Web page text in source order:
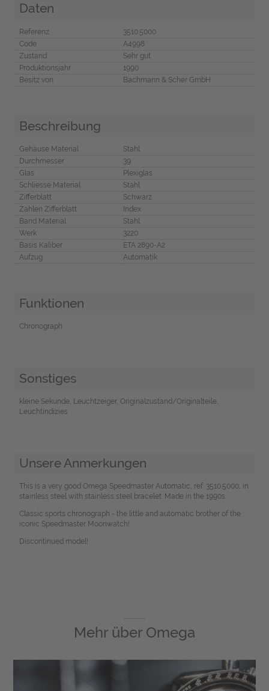
Daten
Referenz
3510.5000
Code
A4998
Zustand
Sehr gut
Produktionsjahr
1990
Besitz von
Bachmann & Scher GmbH
Beschreibung
Gehäuse Material
Stahl
Durchmesser
39
Glas
Plexiglas
Schliesse Material
Stahl
Zifferblatt
Schwarz
Zahlen Zifferblatt
Index
Band Material
Stahl
Werk
3220
Basis Kaliber
ETA 2890-A2
Aufzug
Automatik
Funktionen
Chronograph
Sonstiges
kleine Sekunde, Leuchtzeiger, Originalzustand/Originalteile,
Leuchtindizies
Unsere Anmerkungen
This is a very good Omega Speedmaster Automatic, ref. 3510.5000, in
stainless steel with stainless steel bracelet. Made in the 1990s.
Classic sports chronograph - the little and automatic brother of the
iconic Speedmaster Moonwatch!
Discontinued model!
Mehr über Omega